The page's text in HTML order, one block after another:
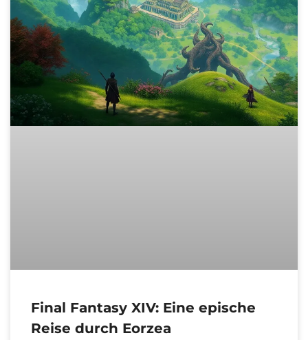
Final Fantasy XIV: Eine epische
Reise durch Eorzea